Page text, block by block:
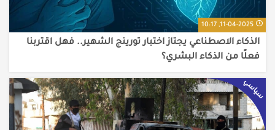
11-04-2025, 10:17
الذكاء الاصطناعي يجتاز اختبار تورينج الشهير.. فهل اقتربنا
فعلًا من الذكاء البشري؟
سياسي